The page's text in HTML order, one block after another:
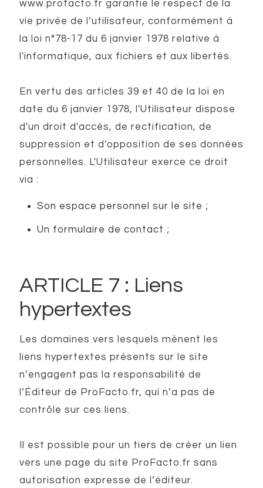
www.profacto.fr garantie le respect de la
vie privée de l’utilisateur, conformément à
la loi n°78-17 du 6 janvier 1978 relative à
l'informatique, aux fichiers et aux libertés.
En vertu des articles 39 et 40 de la loi en
date du 6 janvier 1978, l'Utilisateur dispose
d'un droit d'accès, de rectification, de
suppression et d'opposition de ses données
personnelles. L'Utilisateur exerce ce droit
via :
Son espace personnel sur le site ;
Un formulaire de contact ;
ARTICLE 7 : Liens
hypertextes
Les domaines vers lesquels mènent les
liens hypertextes présents sur le site
n’engagent pas la responsabilité de
l’Éditeur de ProFacto.fr, qui n’a pas de
contrôle sur ces liens.
Il est possible pour un tiers de créer un lien
vers une page du site ProFacto.fr sans
autorisation expresse de l’éditeur.